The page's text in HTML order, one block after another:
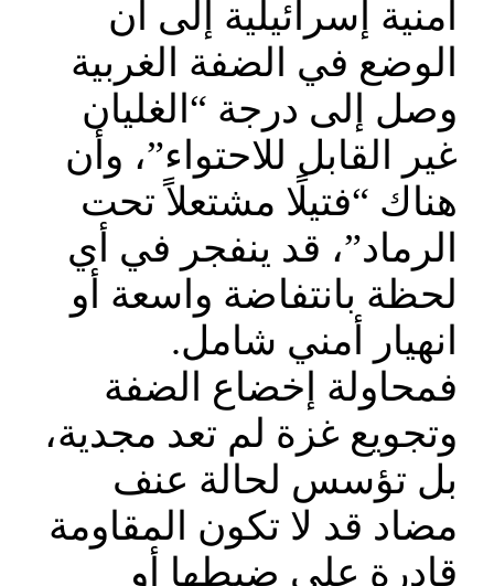
أمنية إسرائيلية إلى أن
الوضع في الضفة الغربية
وصل إلى درجة “الغليان
غير القابل للاحتواء”، وأن
هناك “فتيلًا مشتعلاً تحت
الرماد”، قد ينفجر في أي
لحظة بانتفاضة واسعة أو
انهيار أمني شامل.
فمحاولة إخضاع الضفة
وتجويع غزة لم تعد مجدية،
بل تؤسس لحالة عنف
مضاد قد لا تكون المقاومة
قادرة على ضبطها أو